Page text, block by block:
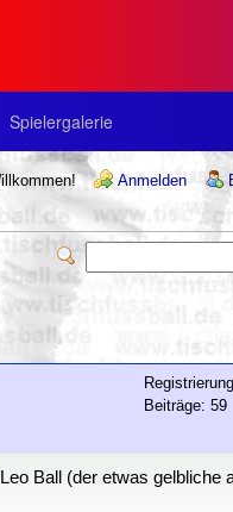
Spielergalerie
Anmelden
Beiträge: 59
Ball (der etwas gelbliche